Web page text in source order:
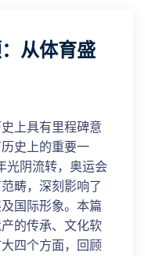
从体育盛
上具有里程碑意
史上的重要一
光阴流转，奥运会
畴，深刻影响了
国际形象。本篇
的传承、文化软
四个方面，回顾